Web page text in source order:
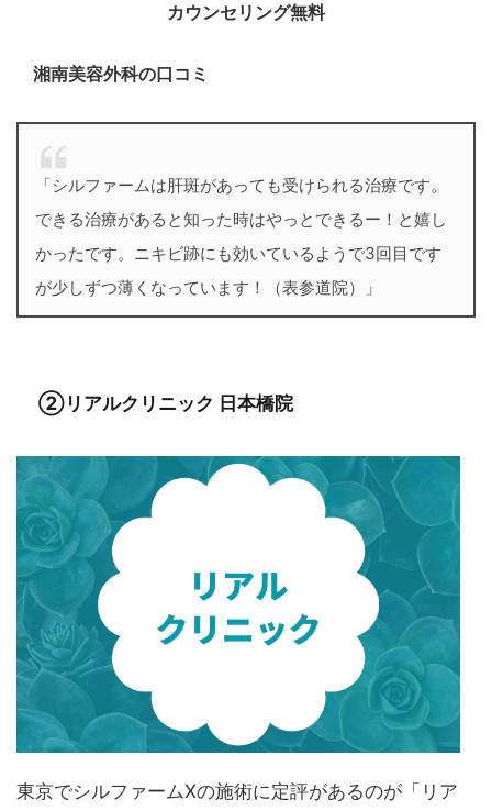
カウンセリング無料
湘南美容外科の口コミ
「シルファームは肝斑があっても受けられる治療です。
できる治療があると知った時はやっとできるー！と嬉し
かったです。ニキビ跡にも効いているようで3回目です
が少しずつ薄くなっています！（表参道院）」
②リアルクリニック 日本橋院
東京でシルファームXの施術に定評があるのが「リア